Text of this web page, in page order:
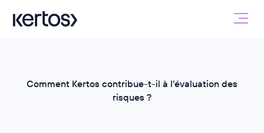
Comment Kertos contribue-t-il à l'évaluation des
risques ?